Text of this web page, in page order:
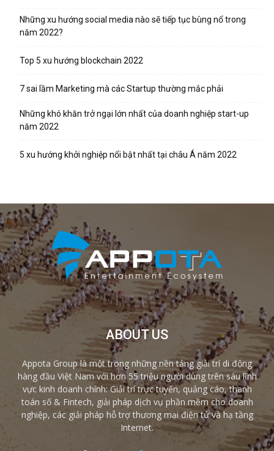
Những xu hướng social media nào sẽ tiếp tục bùng nổ trong
năm 2022?
Top 5 xu hướng blockchain 2022
7 sai lầm Marketing mà các Startup thường mắc phải
Những khó khăn trở ngại lớn nhất của doanh nghiệp start-up
năm 2022
5 xu hướng khởi nghiệp nổi bật nhất tại châu Á năm 2022
ABOUT US
Appota Group là một trong những nền tảng giải trí di động
hàng đầu Việt Nam với hơn 55 triệu người dùng trên sáu lĩnh
vực kinh doanh chính: Giải trí trực tuyến, quảng cáo, thanh
toán số & Fintech, giải pháp dịch vụ phần mềm cho doanh
nghiệp, các giải pháp hỗ trợ thương mại điện tử và hạ tầng
Internet.